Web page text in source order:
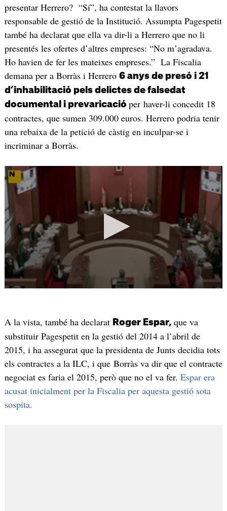
presentar Herrero? “Sí”, ha contestat la llavors
responsable de gestió de la Institució. Assumpta Pagespetit
també ha declarat que ella va dir-li a Herrero que no li
presentés les ofertes d’altres empreses: “No m’agradava.
Ho havien de fer les mateixes empreses.” La Fiscalia
demana per a Borràs i Herrero 6 anys de presó i 21
d’inhabilitació pels delictes de falsedat
documental i prevaricació per haver-li concedit 18
contractes, que sumen 309.000 euros. Herrero podria tenir
una rebaixa de la petició de càstig en inculpar-se i
incriminar a Borràs.
A la vista, també ha declarat Roger Espar, que va
substituir Pagespetit en la gestió del 2014 a l’abril de
2015, i ha assegurat que la presidenta de Junts decidia tots
els contractes a la ILC, i que Borràs va dir que el contracte
negociat es faria el 2015, però que no el va fer. Espar era
acusat inicialment per la Fiscalia per aquesta gestió sota
sospita.